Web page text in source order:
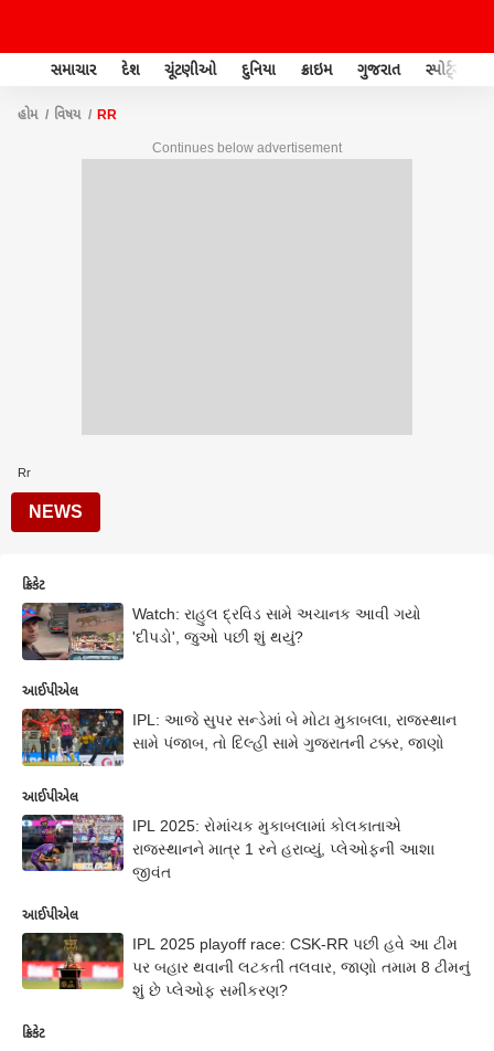
સમાચાર દેશ ચૂંટણીઓ દુનિયા ક્રાઇમ ગુજરાત સ્પોર્ટ્સ
હોમ વિષય RR
Continues below advertisement
Rr
NEWS
ક્રિકેટ
Watch: રાહુલ દ્રવિડ સામે અચાનક આવી ગયો
'દીપડો', જુઓ પછી શું થયું?
આઈપીએલ
IPL: આજે સુપર સન્ડેમાં બે મોટા મુકાબલા, રાજસ્થાન
સામે પંજાબ, તો દિલ્હી સામે ગુજરાતની ટક્કર, જાણો
આઈપીએલ
IPL 2025: રોમાંચક મુકાબલામાં કોલકાતાએ
રાજસ્થાનને માત્ર 1 રને હરાવ્યું, પ્લેઓફની આશા
જીવંત
આઈપીએલ
IPL 2025 playoff race: CSK-RR પછી હવે આ ટીમ
પર બહાર થવાની લટકતી તલવાર, જાણો તમામ 8 ટીમનું
શું છે પ્લેઓફ સમીકરણ?
ક્રિકેટ